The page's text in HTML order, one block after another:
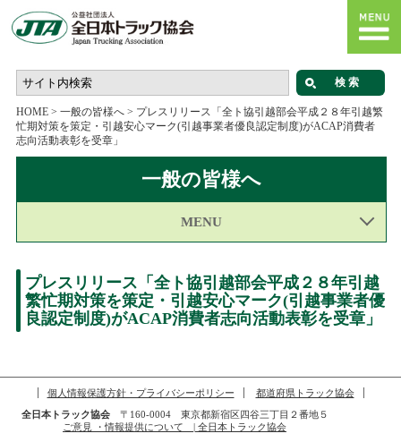
HOME> 一般の皆様へ> プレスリリース「全ト協引越部会平成２８年引越繁
忙期対策を策定・引越安心マーク(引越事業者優良認定制度)がACAP消費者
志向活動表彰を受章」
一般の皆様へ
MENU
プレスリリース「全ト協引越部会平成２８年引越
繁忙期対策を策定・引越安心マーク(引越事業者優
良認定制度)がACAP消費者志向活動表彰を受章」
個人情報保護方針・プライバシーポリシー
都道府県トラック協会
全日本トラック協会〒160-0004 東京都新宿区四谷三丁目２番地５
ご意見 ・情報提供について | 全日本トラック協会